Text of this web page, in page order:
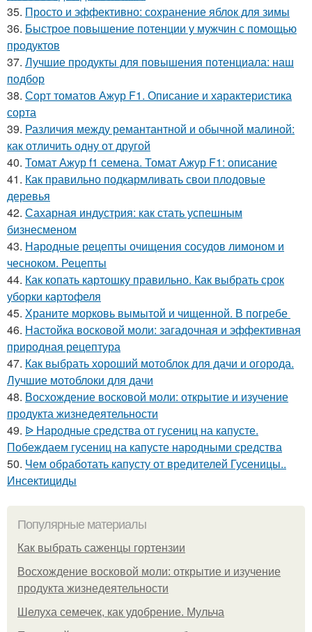
35. Просто и эффективно: сохранение яблок для зимы
36. Быстрое повышение потенции у мужчин с помощью
продуктов
37. Лучшие продукты для повышения потенциала: наш
подбор
38. Сорт томатов Ажур F1. Описание и характеристика
сорта
39. Различия между ремантантной и обычной малиной:
как отличить одну от другой
40. Томат Ажур f1 семена. Томат Ажур F1: описание
41. Как правильно подкармливать свои плодовые
деревья
42. Сахарная индустрия: как стать успешным
бизнесменом
43. Народные рецепты очищения сосудов лимоном и
чесноком. Рецепты
44. Как копать картошку правильно. Как выбрать срок
уборки картофеля
45. Храните морковь вымытой и чищенной. В погребе
46. Настойка восковой моли: загадочная и эффективная
природная рецептура
47. Как выбрать хороший мотоблок для дачи и огорода.
Лучшие мотоблоки для дачи
48. Восхождение восковой моли: открытие и изучение
продукта жизнедеятельности
49. ᐉ Народные средства от гусениц на капусте.
Побеждаем гусениц на капусте народными средства
50. Чем обработать капусту от вредителей Гусеницы..
Инсектициды
Популярные материалы
Как выбрать саженцы гортензии
Восхождение восковой моли: открытие и изучение
продукта жизнедеятельности
Шелуха семечек, как удобрение. Мульча